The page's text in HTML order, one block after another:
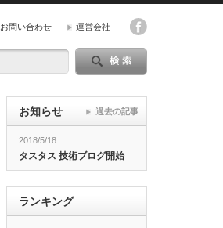
お問い合わせ 運営会社
お知らせ
2018/5/18
タスタス 技術ブログ開始
過去の記事
ランキング